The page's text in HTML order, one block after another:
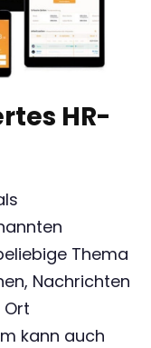
HR-
Thema
Nachrichten
kann auch